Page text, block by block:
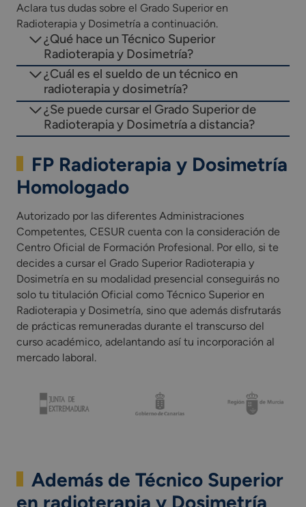
Aclara tus dudas sobre el Grado Superior en
Radioterapia y Dosimetría a continuación.
¿Qué hace un Técnico Superior
Radioterapia y Dosimetría?
¿Cuál es el sueldo de un técnico en
radioterapia y dosimetría?
¿Se puede cursar el Grado Superior de
Radioterapia y Dosimetría a distancia?
FP Radioterapia y Dosimetría
Homologado
Autorizado por las diferentes Administraciones
Competentes, CESUR cuenta con la consideración de
Centro Oficial de Formación Profesional. Por ello, si te
decides a cursar el Grado Superior Radioterapia y
Dosimetría en su modalidad presencial conseguirás no
solo tu titulación Oficial como Técnico Superior en
Radioterapia y Dosimetría, sino que además disfrutarás
de prácticas remuneradas durante el transcurso del
curso académico, adelantando así tu incorporación al
mercado laboral.
Además de Técnico Superior
en radioterapia y Dosimetría